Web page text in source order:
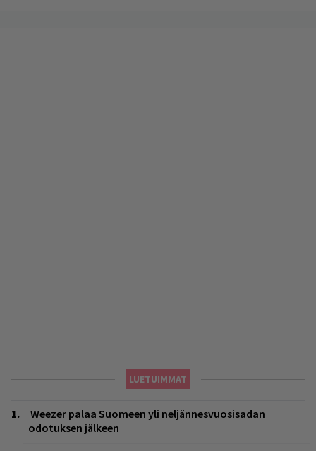
LUETUIMMAT
Weezer palaa Suomeen yli neljännesvuosisadan
odotuksen jälkeen